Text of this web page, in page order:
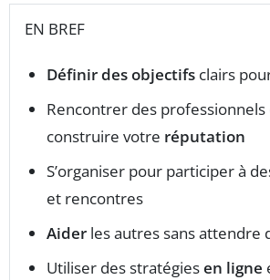
EN BREF
Définir des objectifs clairs
Rencontrer des professionnels
construire votre réputation
S’organiser pour participer à
et rencontres
Aider les autres sans attendre
Utiliser des stratégiesen ligne